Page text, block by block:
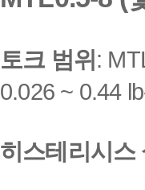
토크 범위 :
0.026 ~ 0.44
히스테리시스